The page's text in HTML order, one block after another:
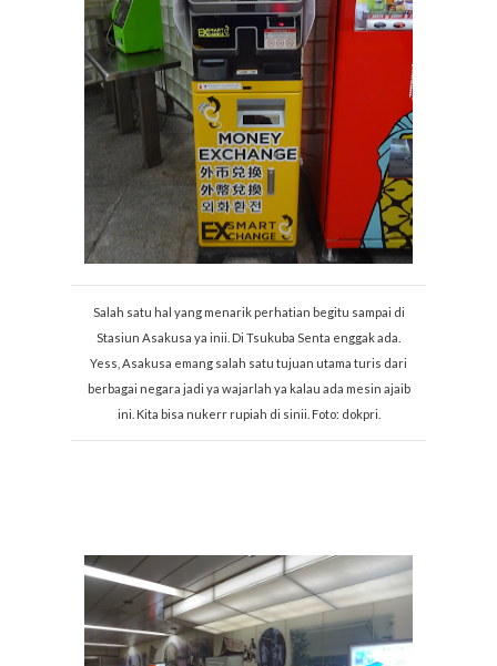
Salah satu hal yang menarik perhatian begitu sampai di
Stasiun Asakusa ya inii. Di Tsukuba Senta enggak ada.
Yess, Asakusa emang salah satu tujuan utama turis dari
berbagai negara jadi ya wajarlah ya kalau ada mesin ajaib
ini. Kita bisa nukerr rupiah di sinii. Foto: dokpri.